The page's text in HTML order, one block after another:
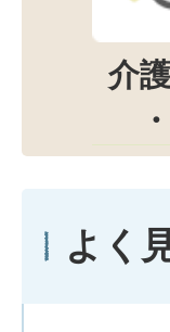
介
よく